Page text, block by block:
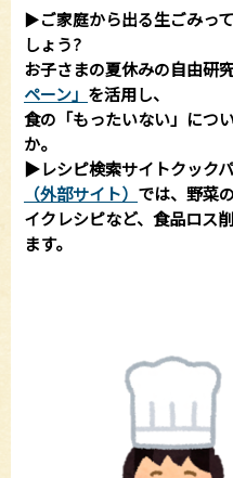
▶ご家庭から出る生ごみっ
しょう?
お子さまの夏休みの自由研
ペーン」 を活用し、
食の「もったいない」につ
か。
▶レシピ検索サイトクック
（外部サイト） では、野菜
イクレシピなど、食品ロス
ます。